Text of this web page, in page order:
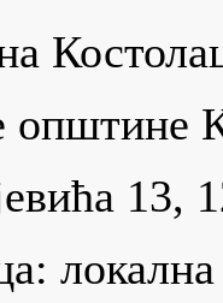
општине
13,